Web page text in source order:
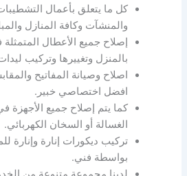
كل ما يتعلق بأعمال
والمنشآت وكافة المنازل
إصلاح جميع الأعطال
بالمنزل وتغييرها وتركيب
اصلاح وصيانة المفاتيح
افضل اختصاصي خبير.
كما يتم إصلاح جميع الأجهزة
الغسالة أو السخان الكهربائي.
تركيب ديكورات إنارة وإنارة
بواسطة فني.